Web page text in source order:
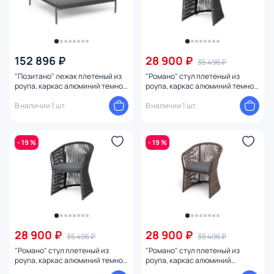
152 896 ₽
"Позитано" лежак плетеный из
роупа, каркас алюминий темно-
темно-серый круглый, ткань
темно-серая 027 BD-3260368
В наличии 1 шт.
28 900 ₽ 35 496 ₽
"Романо" стул плетеный из
роупа, каркас алюминий темно-
темно-серый круглый, ткань
темно-серая 027 BD-3260367
В наличии 1 шт.
- 19 %
28 900 ₽ 35 496 ₽
"Романо" стул плетеный из
роупа, каркас алюминий темно-
- 19 %
28 900 ₽ 35 496 ₽
"Романо" стул плетеный из
роупа, каркас алюминий
коричневый (RAL8016) муар,